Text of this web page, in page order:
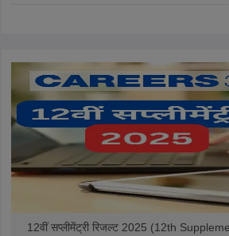
2026Digital Gujarat Scholarship
12वीं सप्लीमेंट्री रिजल्ट 2025 (12th